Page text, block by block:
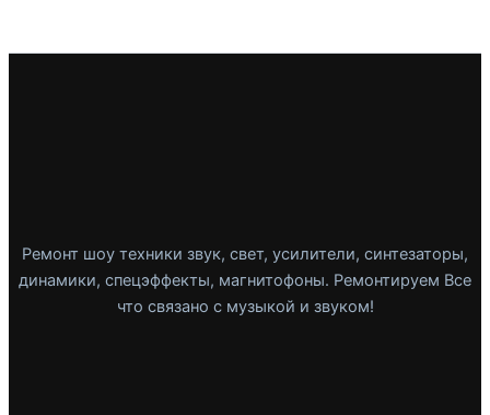
Ремонт шоу техники звук, свет, усилители, синтезаторы,
динамики, спецэффекты, магнитофоны. Ремонтируем Все
что связано с музыкой и звуком!